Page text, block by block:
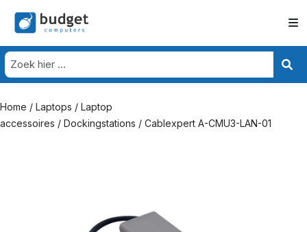
Home / Laptops / Laptop
accessoires / Dockingstations / Cablexpert A-CMU3-LAN-01